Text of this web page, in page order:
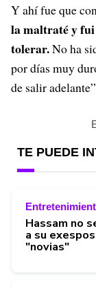
Y ahí fue que
la maltraté y fui
tolerar.No ha
por días muy
de salir
TE PUEDE
Hassam no
a su
"novias"